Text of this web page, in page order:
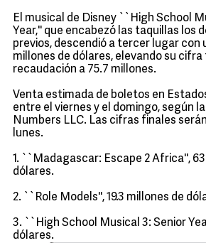
El musical de Disney ``High School
Year,'' que encabezó las taquillas los
previos, descendió a tercer lugar con
millones de dólares, elevando su
recaudación a 75.7 millones.
Venta estimada de boletos en
entre el viernes y el domingo, según
Numbers LLC. Las cifras finales
lunes.
1. ``Madagascar: Escape 2 Africa'',
dólares.
2. ``Role Models'', 19.3 millones de
3. ``High School Musical 3: Senior
dólares.